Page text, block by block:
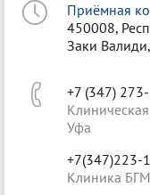
Приёмная
450008,
Заки
+7 (347)
Уфа
+7(347)223-
Клиника